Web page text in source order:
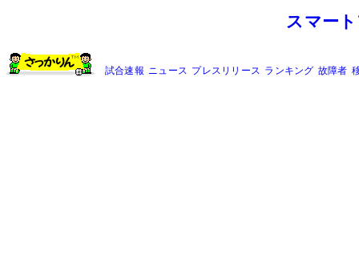
スマー
試合速報 ニュース プレスリリース ランキング 故障者